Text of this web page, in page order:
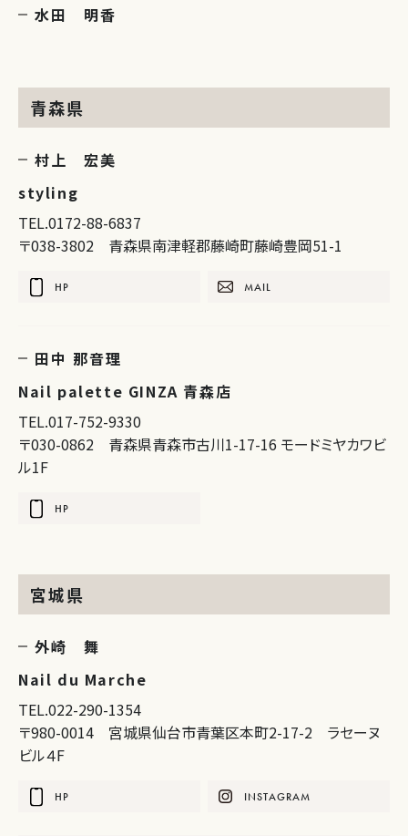
水田 明香
青森県
村上 宏美
styling
TEL.0172-88-6837
〒038-3802 青森県南津軽郡藤崎町藤崎豊岡51-1
HP MAIL
田中 那音理
Nail palette GINZA 青森店
TEL.017-752-9330
〒030-0862 青森県青森市古川1-17-16 モードミヤカワビ
ル1F
HP
宮城県
外崎 舞
Nail du Marche
TEL.022-290-1354
〒980-0014 宮城県仙台市青葉区本町2-17-2 ラセーヌ
ビル４F
HP INSTAGRAM